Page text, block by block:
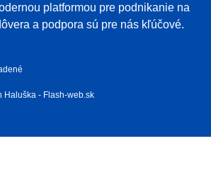
platformou pre podnikanie na
a podpora sú pre nás kľúčové.
Haluška - Flash-web.sk